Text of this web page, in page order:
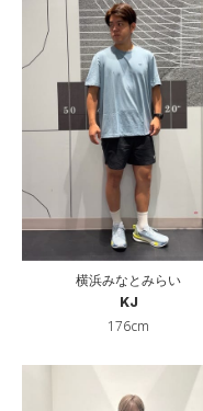
横浜みなとみらい
KJ
176cm